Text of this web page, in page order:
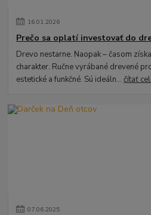
16.01.2026
Prečo sa oplatí investovať do
Drevo nestarne. Naopak – časom
charakter. Ručne vyrábané drevené
estetické a funkčné. Sú ideáln...čítať
07.06.2025